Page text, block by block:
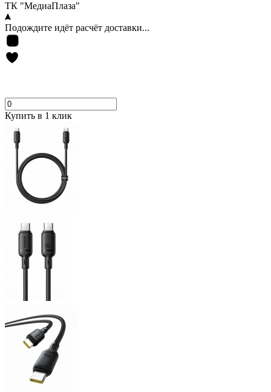
ТК "МедиаПлаза"
Подождите идёт расчёт доставки...
Купить в 1 клик